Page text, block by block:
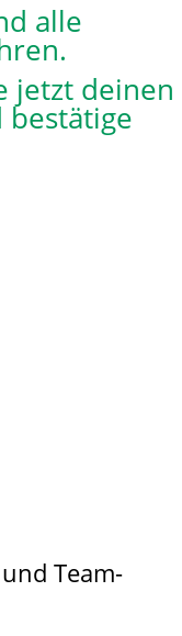
alle
jetzt deinen
bestätige
Team-